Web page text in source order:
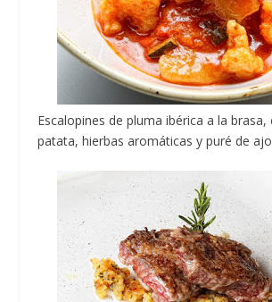
Escalopines de pluma ibérica a la brasa,
patata, hierbas aromáticas y puré de